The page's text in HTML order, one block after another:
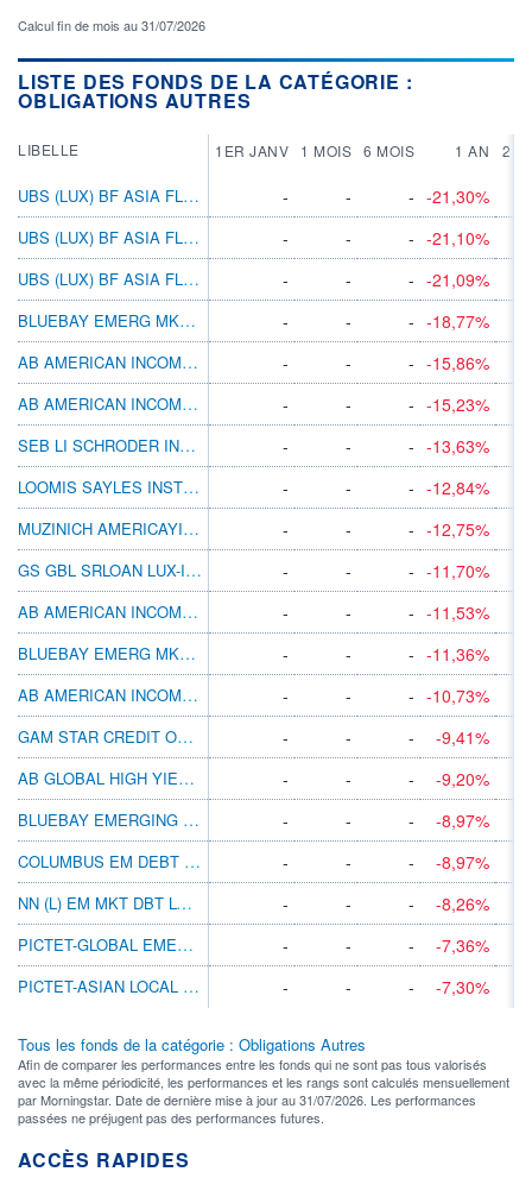
Calcul fin de mois au 31/07/2026
LISTE DES FONDS DE LA CATÉGORIE :
OBLIGATIONS AUTRES
LIBELLE 1ER JANV 1 MOIS 6 MOIS 1 AN 2
UBS (LUX) BF ASIA FLEXIBLE EURH N ACC - - - -21,30%
UBS (LUX) BF ASIA FLEXIBLE EURH P ACC
- - - -21,10%
UBS (LUX) BF ASIA FLEXIBLE EURH P DIS
- - - -21,09%
BLUEBAY EMERG MKT LCL CCY BD B GBP
- - - -18,77%
AB AMERICAN INCOME BT GBP H
- - - -15,86%
AB AMERICAN INCOME BT EUR H
- - - -15,23%
SEB LI SCHRODER INTL SEL US DOLLAR BDEUR
- - - -13,63%
LOOMIS SAYLES INSTL HIGH INC I/A USD
- - - -12,84%
MUZINICH AMERICAYIELD HGBP INC A
- - - -12,75%
GS GBL SRLOAN LUX-I DISM JPY(HG I)
- - - -11,70%
AB AMERICAN INCOME BT AUD H
- - - -11,53%
BLUEBAY EMERG MKT LCL CCY BD I EUR (AID)
- - - -11,36%
AB AMERICAN INCOME BT CAD H
- - - -10,73%
GAM STAR CREDIT OPPS (GBP) GBP ACC
- - -
-9,41%
AB GLOBAL HIGH YIELD BT CAD H
- - -
-9,20%
BLUEBAY EMERGING MKT CORP BD R SEK
- - -
-8,97%
COLUMBUS EM DEBT INVESTMENT GRADE
- - -
-8,97%
NN (L) EM MKT DBT LC I CAP PLN H I
- - -
-8,26%
PICTET-GLOBAL EMERGING DEBT HI JPY
- - -
-7,36%
PICTET-ASIAN LOCAL CCY DEBT HP EUR
- - - -7,30%
Tous les fonds de la catégorie : Obligations Autres
Afin de comparer les performances entre les fonds qui ne sont pas tous valorisés
avec la même périodicité, les performances et les rangs sont calculés mensuellement
par Morningstar. Date de dernière mise à jour au 31/07/2026. Les performances
passées ne préjugent pas des performances futures.
ACCÈS RAPIDES